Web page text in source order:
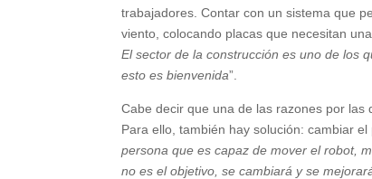
trabajadores. Contar con un sistema que
viento, colocando placas que necesitan
El sector de la construcción es uno de los
esto es bienvenida”.
Cabe decir que una de las razones por las
Para ello, también hay solución: cambiar
persona que es capaz de mover el robot,
no es el objetivo, se cambiará y se